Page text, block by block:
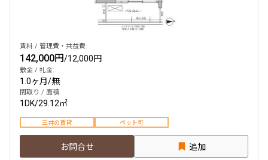
賃料 / 管理費・共益費:
142,000円/12,000円
敷金 / 礼金:
1.0ヶ月/無
間取り / 面積:
1DK/29.12㎡
三井の賃貸 ペット可
お問合せ 追加